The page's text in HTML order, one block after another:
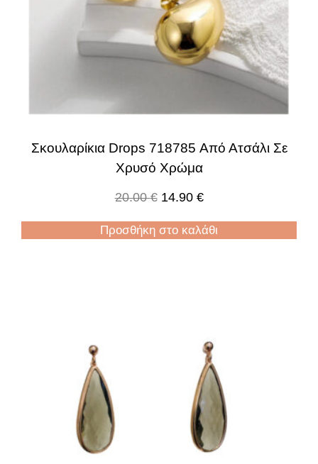
Σκουλαρίκια Drops 718785 Από Ατσάλι Σε
Χρυσό Χρώμα
20.00€ 14.90 €
Προσθήκη στο καλάθι